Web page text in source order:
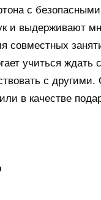
с
и выдерживают
совместных
учиться ждать
с
в качестве